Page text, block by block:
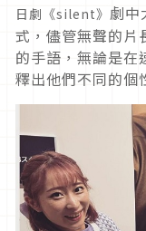
日劇《silent》 劇中
式，儘管無聲的片
的手語，無論是在
釋出他們不同的個